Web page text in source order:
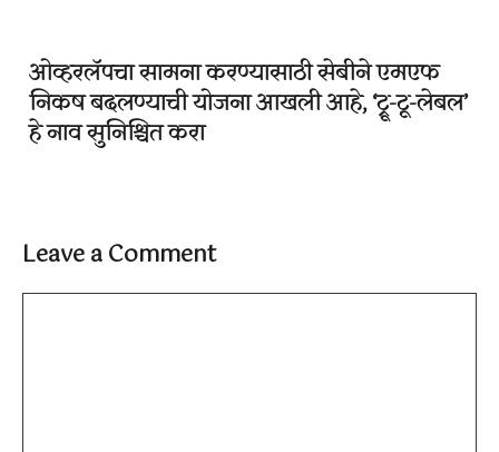
ओव्हरलॅपचा सामना करण्यासाठी सेबीने एमएफ
निकष बदलण्याची योजना आखली आहे, ‘ट्रू-टू-लेबल’
हे नाव सुनिश्चित करा
Leave a Comment
Comment